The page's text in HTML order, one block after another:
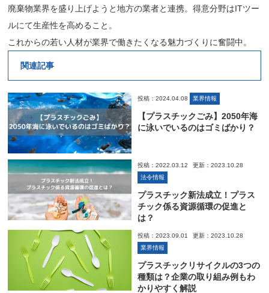
廃棄物業界を盛り上げようと地方の業者と連携。得意分野はITツー
ルにて生産性を高めること。
これからの若い人材が業界で働きたくなる魅力づくりに奮闘中。
関連記事
投稿：2024.04.08 業界情報
【プラスチックごみ】2050年海
に泳いでいるのはゴミばかり？
投稿：2022.03.12
更新：2023.10.28
法令情報
プラスチック新法成立！プラス
チック係る資源循環の促進と
は？
投稿：2023.09.01
更新：2023.10.28
業界情報
プラスチックリサイクルの3つの
種類は？企業の取り組み例もわ
かりやすく解説